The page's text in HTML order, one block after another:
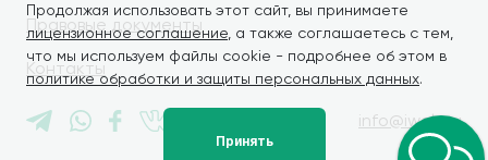
Продолжая использовать этот сайт, вы принимаете
лицензионное соглашение , а также соглашаетесь с тем,
что мы используем файлы cookie - подробнее об этом в
политике обработки и защиты персональных данных.
Принять
Правовые документы
Контакты
info@iwaly.ru